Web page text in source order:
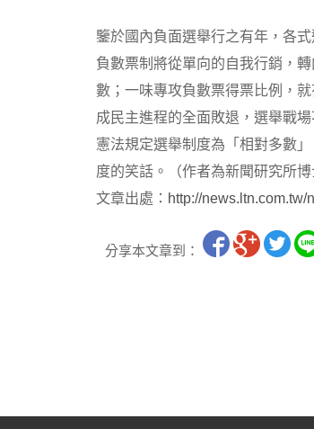
鑒於國內負面選舉行之有年，各
負數票制將從單向的自我行銷，
數；一味專攻負數票得票比例，
成民主進程的全面敗退，選舉戰
憲法規定選舉制度為「相對多數
度的笑話。（作者為新聞研究所博
文章出處： http://
分享本文章到：